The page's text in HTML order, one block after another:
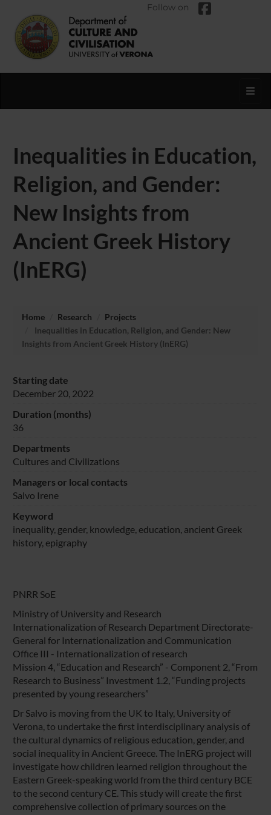
Follow on
Inequalities in Education,
Religion, and Gender:
New Insights from
Ancient Greek History
(InERG)
Home Research
Projects
Inequalities in Education, Religion, and Gender: New
Insights from Ancient Greek History (InERG)
Starting date
December 20, 2022
Duration (months)
36
Departments
Cultures and Civilizations
Managers or local contacts
Salvo Irene
Keyword
inequality, gender, knowledge, education, ancient Greek
history, epigraphy
PNRR SoE
Ministry of University and Research
Internationalization of Research Department Directorate-
General for Internationalization and Communication
Office III - Internationalization of research
Mission 4, “Education and Research” - Component 2, “From
Research to Business” Investment 1.2, “Funding projects
presented by young researchers”
Dr Salvo is moving from the UK to Italy, University of
Verona, to undertake the first interdisciplinary analysis of
the cultural dynamics of religious education, gender, and
social inequality in Ancient Greece. The InERG project will
investigate how children learned religion throughout the
Eastern Greek-speaking world from the third century BCE
to the second century CE. This study will create the first
comprehensive collection of primary sources on the